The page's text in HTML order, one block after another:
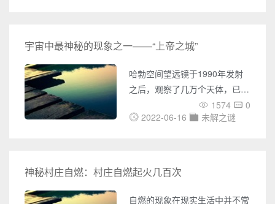
功而返。因此所罗门宝藏之谜，
至今没有被破解。 宝藏
在历史上，很多人都喜欢把值钱
的东西埋到地底下，或者是找个
隐秘的地方藏起来。比喻有名的
埃及大峡谷宝藏之谜、金银岛宝
宇宙中最神秘的现象之一——“上帝之城”
哈勃空间望远镜于1990年发射
之后，观察了几万个天体，已经
成为天文史上最重要的仪器。观
测到的目标中最远的是距地球
形成的宇宙早期。 这张被称
为“上帝之城”照片拍摄于1993年
12月26日，是宇宙中最神秘的
1574
0
2022-06-16
未解之谜
神秘村庄自燃：村庄自燃起火几百次
自燃的现象在现实生活中并不常